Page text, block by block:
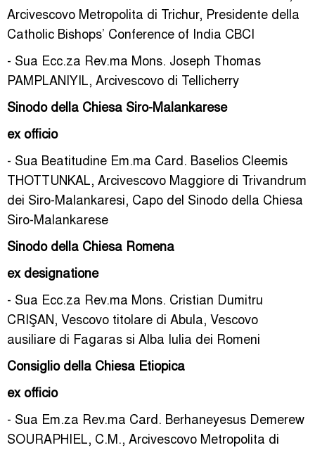
Arcivescovo Metropolita di Trichur, Presidente della
Catholic Bishops’ Conference of India CBCI
- Sua Ecc.za Rev.ma Mons. Joseph Thomas
PAMPLANIYIL, Arcivescovo di Tellicherry
Sinodo della Chiesa Siro-Malankarese
ex officio
- Sua Beatitudine Em.ma Card. Baselios Cleemis
THOTTUNKAL, Arcivescovo Maggiore di Trivandrum
dei Siro-Malankaresi, Capo del Sinodo della Chiesa
Siro-Malankarese
Sinodo della Chiesa Romena
ex designatione
- Sua Ecc.za Rev.ma Mons. Cristian Dumitru
CRIŞAN, Vescovo titolare di Abula, Vescovo
ausiliare di Fagaras si Alba Iulia dei Romeni
Consiglio della Chiesa Etiopica
ex officio
- Sua Em.za Rev.ma Card. Berhaneyesus Demerew
SOURAPHIEL, C.M., Arcivescovo Metropolita di